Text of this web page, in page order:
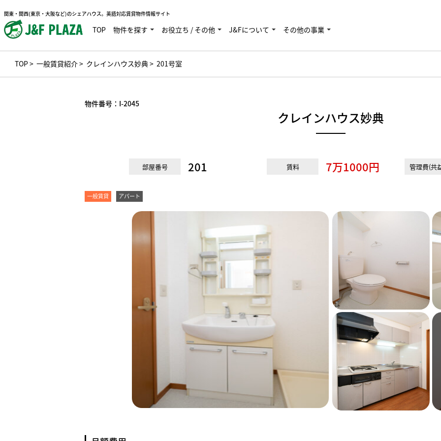
関東・関西(東京・大阪など)のシェアハウス。英語対応賃貸物件情報サイト
TOP 物件を探す お役立ち / その他 J&Fについて その他の事業
TOP> 一般賃貸紹介> クレインハウス妙典> 201号室
物件番号： I-2045
クレインハウス妙典
部屋番号 201 賃料 7万1000円 管理費(共
一般賃貸 アパート